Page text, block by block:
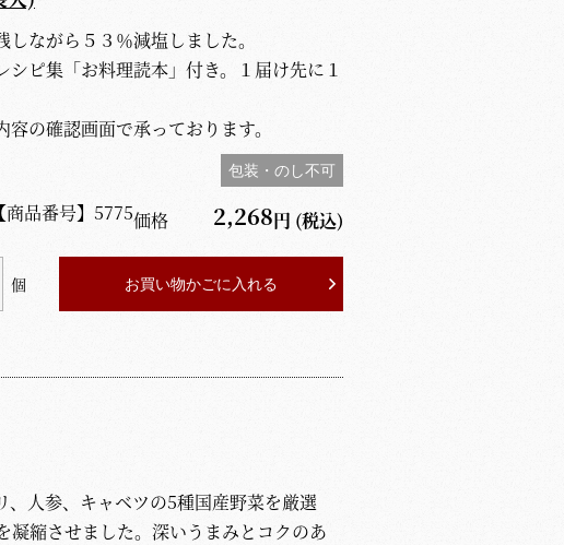
ながら５３％減塩しました。
ピ集「お料理読本」付き。１届け先に１
の確認画面で承っております。
包装・のし不可
【商品番号】 5775価格 2,268円 (税込)
個 お買い物かごに入れる
、人参、キャベツの5種国産野菜を厳選
凝縮させました。深いうまみとコクのあ